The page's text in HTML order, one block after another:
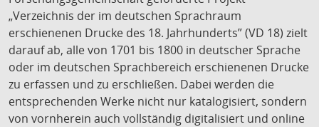
„Verzeichnis der im deutschen Sprachraum
erschienenen Drucke des 18. Jahrhunderts” (VD 18) zielt
darauf ab, alle von 1701 bis 1800 in deutscher Sprache
oder im deutschen Sprachbereich erschienenen Drucke
zu erfassen und zu erschließen. Dabei werden die
entsprechenden Werke nicht nur katalogisiert, sondern
von vornherein auch vollständig digitalisiert und online